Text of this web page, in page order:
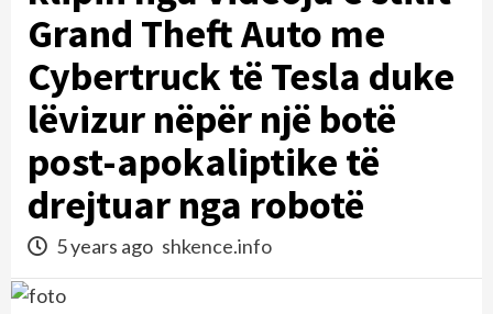
Grand Theft Auto me
Cybertruck të Tesla duke
lëvizur nëpër një botë
post-apokaliptike të
drejtuar nga robotë
5 years ago shkence.info